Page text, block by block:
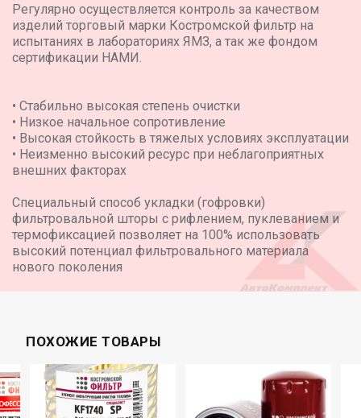
Регулярно осуществляется контроль за качеством
изделий торговый марки Костромской фильтр на
испытаниях в лабораториях ЯМЗ, а так же фондом
сертификации НАМИ.
• Стабильно высокая степень очистки
• Низкое начальное сопротивление
• Высокая стойкость в тяжелых условиях эксплуатации
• Неизменно высокий ресурс при неблагоприятных
внешних факторах
Специальный способ укладки (гофровки)
фильтровальной шторы с рифлением, пуклеванием и
термофиксацией позволяет на 100% использовать
высокий потенциал фильтровального материала
нового поколения
ПОХОЖИЕ ТОВАРЫ